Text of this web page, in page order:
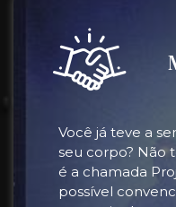
Você já teve a
seu corpo? Não
é a chamada
possível